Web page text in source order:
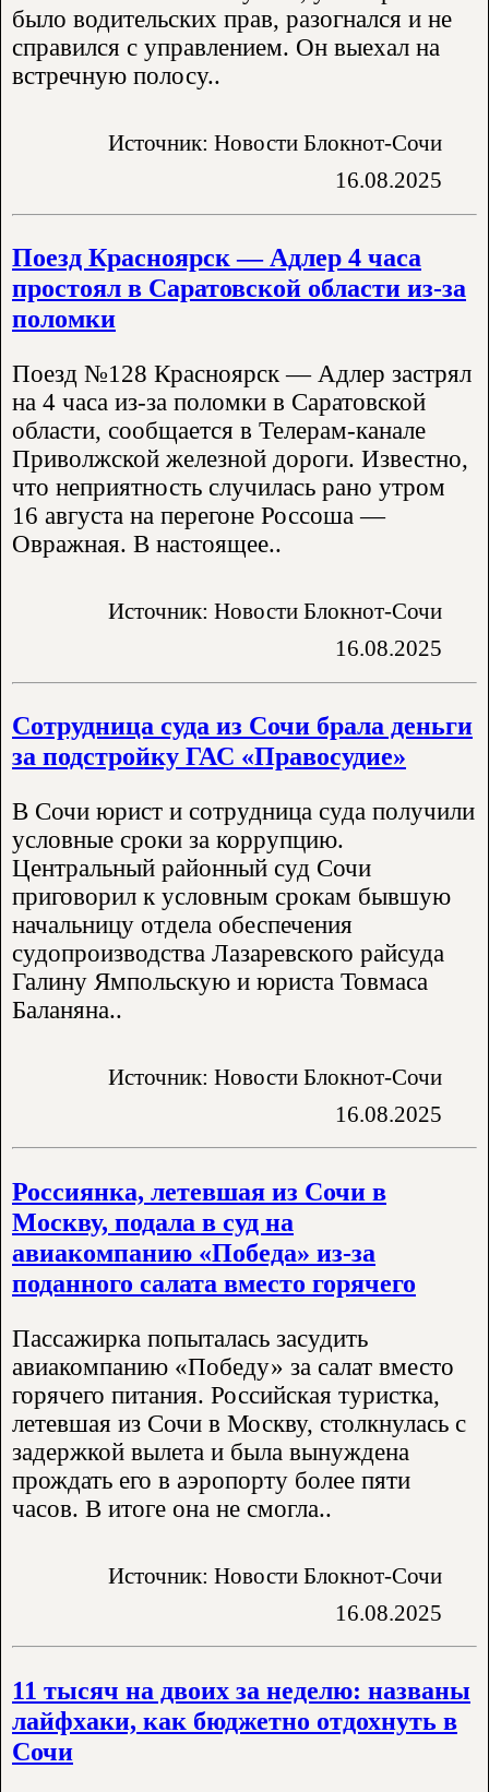
было водительских прав, разогнался и не
справился с управлением. Он выехал на
встречную полосу..
Источник: Новости Блокнот-Сочи
16.08.2025
Поезд Красноярск — Адлер 4 часа
простоял в Саратовской области из-за
поломки
Поезд №128 Красноярск — Адлер застрял
на 4 часа из-за поломки в Саратовской
области, сообщается в Телерам-канале
Приволжской железной дороги. Известно,
что неприятность случилась рано утром
16 августа на перегоне Россоша —
Овражная. В настоящее..
Источник: Новости Блокнот-Сочи
16.08.2025
Сотрудница суда из Сочи брала деньги
за подстройку ГАС «Правосудие»
В Сочи юрист и сотрудница суда получили
условные сроки за коррупцию.
Центральный районный суд Сочи
приговорил к условным срокам бывшую
начальницу отдела обеспечения
судопроизводства Лазаревского райсуда
Галину Ямпольскую и юриста Товмаса
Баланяна..
Источник: Новости Блокнот-Сочи
16.08.2025
Россиянка, летевшая из Сочи в
Москву, подала в суд на
авиакомпанию «Победа» из-за
поданного салата вместо горячего
Пассажирка попыталась засудить
авиакомпанию «Победу» за салат вместо
горячего питания. Российская туристка,
летевшая из Сочи в Москву, столкнулась с
задержкой вылета и была вынуждена
прождать его в аэропорту более пяти
часов. В итоге она не смогла..
Источник: Новости Блокнот-Сочи
16.08.2025
11 тысяч на двоих за неделю: названы
лайфхаки, как бюджетно отдохнуть в
Сочи